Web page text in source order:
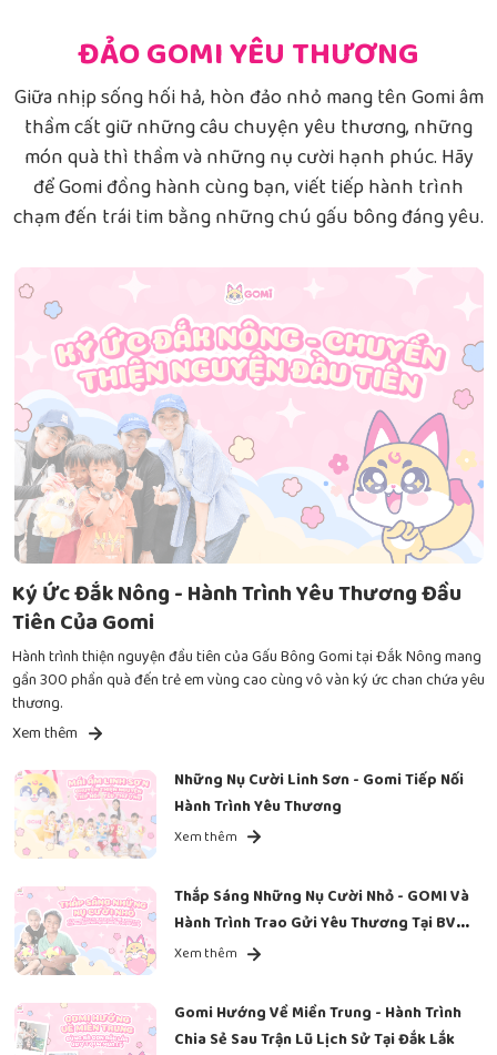
ĐẢO GOMI YÊU THƯƠNG
Giữa nhịp sống hối hả, hòn đảo nhỏ mang tên Gomi âm
thầm cất giữ những câu chuyện yêu thương, những
món quà thì thầm và những nụ cười hạnh phúc. Hãy
để Gomi đồng hành cùng bạn, viết tiếp hành trình
chạm đến trái tim bằng những chú gấu bông đáng yêu.
Ký Ức Đắk Nông - Hành Trình Yêu Thương Đầu
Tiên Của Gomi
Hành trình thiện nguyện đầu tiên của Gấu Bông Gomi tại Đắk Nông mang
gần 300 phần quà đến trẻ em vùng cao cùng vô vàn ký ức chan chứa yêu
thương.
Xem thêm
Những Nụ Cười Linh Sơn - Gomi Tiếp Nối
Hành Trình Yêu Thương
Xem thêm
Thắp Sáng Những Nụ Cười Nhỏ - GOMI Và
Hành Trình Trao Gửi Yêu Thương Tại BV
Ung Bướu
Xem thêm
Gomi Hướng Về Miền Trung - Hành Trình
Chia Sẻ Sau Trận Lũ Lịch Sử Tại Đắk Lắk